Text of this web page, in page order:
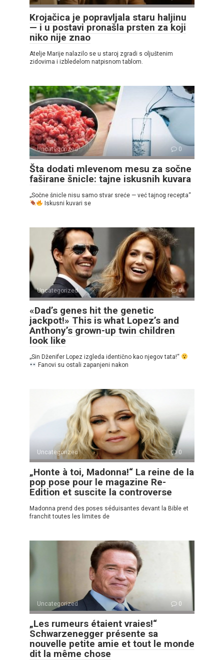
Krojačica je popravljala staru haljinu
— i u postavi pronašla prsten za koji
niko nije znao
Atelje Marije nalazilo se u staroj zgradi s oljuštenim
zidovima i izbledelom natpisnom tablom.
Uncategorized 0
Šta dodati mlevenom mesu za sočne
faširane šnicle: tajne iskusnih kuvara
„Sočne šnicle nisu samo stvar sreće — već tajnog recepta“
Iskusni kuvari se
Uncategorized 0
«Dad’s genes hit the genetic
jackpot!» This is what Lopez’s and
Anthony’s grown-up twin children
look like
„Sin Dženifer Lopez izgleda identično kao njegov tata!“
Fanovi su ostali zapanjeni nakon
Uncategorized 0
„Honte à toi, Madonna!“ La reine de la
pop pose pour le magazine Re-
Edition et suscite la controverse
Madonna prend des poses séduisantes devant la Bible et
franchit toutes les limites de
Uncategorized 0
„Les rumeurs étaient vraies!“
Schwarzenegger présente sa
nouvelle petite amie et tout le monde
dit la même chose